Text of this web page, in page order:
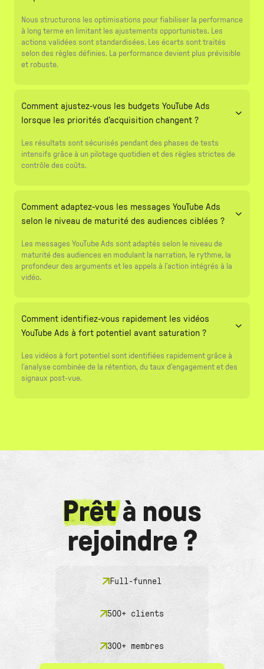
Nous structurons les optimisations pour fiabiliser la performance
à long terme en limitant les ajustements opportunistes. Les
actions validées sont standardisées. Les écarts sont traités
selon des règles définies. La performance devient plus prévisible
et robuste.
Comment ajustez-vous les budgets YouTube Ads
lorsque les priorités d’acquisition changent ?
Les résultats sont sécurisés pendant des phases de tests
intensifs grâce à un pilotage quotidien et des règles strictes de
contrôle des coûts.
Comment adaptez-vous les messages YouTube Ads
selon le niveau de maturité des audiences ciblées ?
Les messages YouTube Ads sont adaptés selon le niveau de
maturité des audiences en modulant la narration, le rythme, la
profondeur des arguments et les appels à l’action intégrés à la
vidéo.
Comment identifiez-vous rapidement les vidéos
YouTube Ads à fort potentiel avant saturation ?
Les vidéos à fort potentiel sont identifiées rapidement grâce à
l’analyse combinée de la rétention, du taux d’engagement et des
signaux post-vue.
Prêtà nous
rejoindre ?
Full-funnel
500+ clients
300+ membres